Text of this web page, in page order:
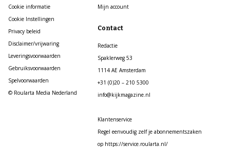
Cookie informatie
Cookie Instellingen
Privacy beleid
Disclaimer/vrijwaring
Leveringsvoorwaarden
Gebruiksvoorwaarden
Spelvoorwaarden
© Roularta Media Nederland
Mijn account
Contact
Redactie
Spaklerweg 53
1114 AE Amsterdam
+31 (0)20 – 210 5300
info@kijkmagazine.nl
Klantenservice
Regel eenvoudig zelf je abonnementszaken
op https://service.roularta.nl/